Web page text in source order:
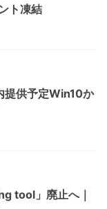
ト凍結
供予定Win10か
tool」廃止へ｜